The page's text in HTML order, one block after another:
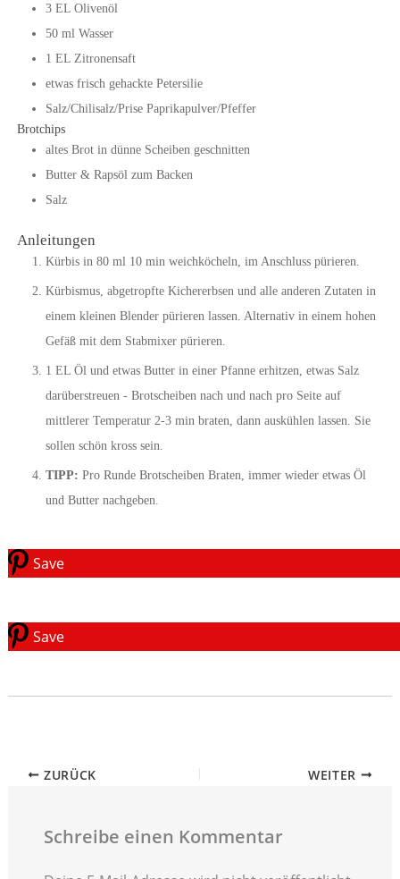
3 EL Olivenöl
50 ml Wasser
1 EL Zitronensaft
etwas frisch gehackte Petersilie
Salz/Chilisalz/Prise Paprikapulver/Pfeffer
Brotchips
altes Brot in dünne Scheiben geschnitten
Butter & Rapsöl zum Backen
Salz
Anleitungen
Kürbis in 80 ml 10 min weichköcheln, im Anschluss pürieren.
Kürbismus, abgetropfte Kichererbsen und alle anderen Zutaten in
einem kleinen Blender pürieren lassen. Alternativ in einem hohen
Gefäß mit dem Stabmixer pürieren.
1 EL Öl und etwas Butter in einer Pfanne erhitzen, etwas Salz
darüberstreuen - Brotscheiben nach und nach pro Seite auf
mittlerer Temperatur 2-3 min braten, dann auskühlen lassen. Sie
sollen schön kross sein.
TIPP: Pro Runde Brotscheiben Braten, immer wieder etwas Öl
und Butter nachgeben.
Save
Save
ZURÜCK WEITER
Schreibe einen Kommentar